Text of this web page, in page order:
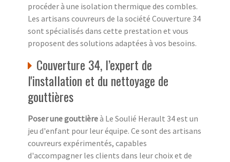
procéder à une isolation thermique des combles.
Les artisans couvreurs de la société Couverture 34
sont spécialisés dans cette prestation et vous
proposent des solutions adaptées à vos besoins.
Couverture 34, l’expert de
l'installation et du nettoyage de
gouttières
Poser une gouttièreà Le Soulié Herault 34 est un
jeu d'enfant pour leur équipe. Ce sont des artisans
couvreurs expérimentés, capables
d'accompagner les clients dans leur choix et de